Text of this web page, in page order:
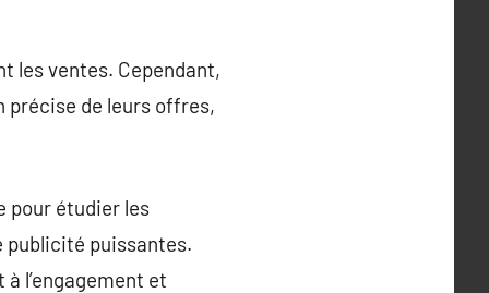
les ventes. Cependant,
précise de leurs offres,
pour étudier les
publicité puissantes.
l’engagement et